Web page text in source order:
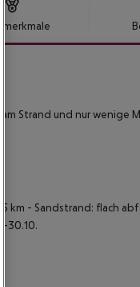
Strand und nur wenige
km - Sandstrand: flach
30.10.